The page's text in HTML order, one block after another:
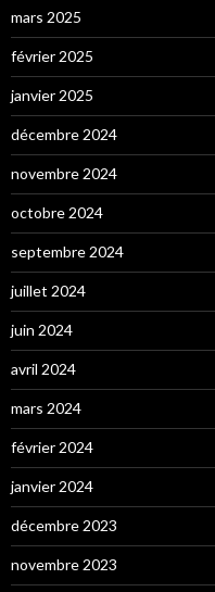
mars 2025
février 2025
janvier 2025
décembre 2024
novembre 2024
octobre 2024
septembre 2024
juillet 2024
juin 2024
avril 2024
mars 2024
février 2024
janvier 2024
décembre 2023
novembre 2023